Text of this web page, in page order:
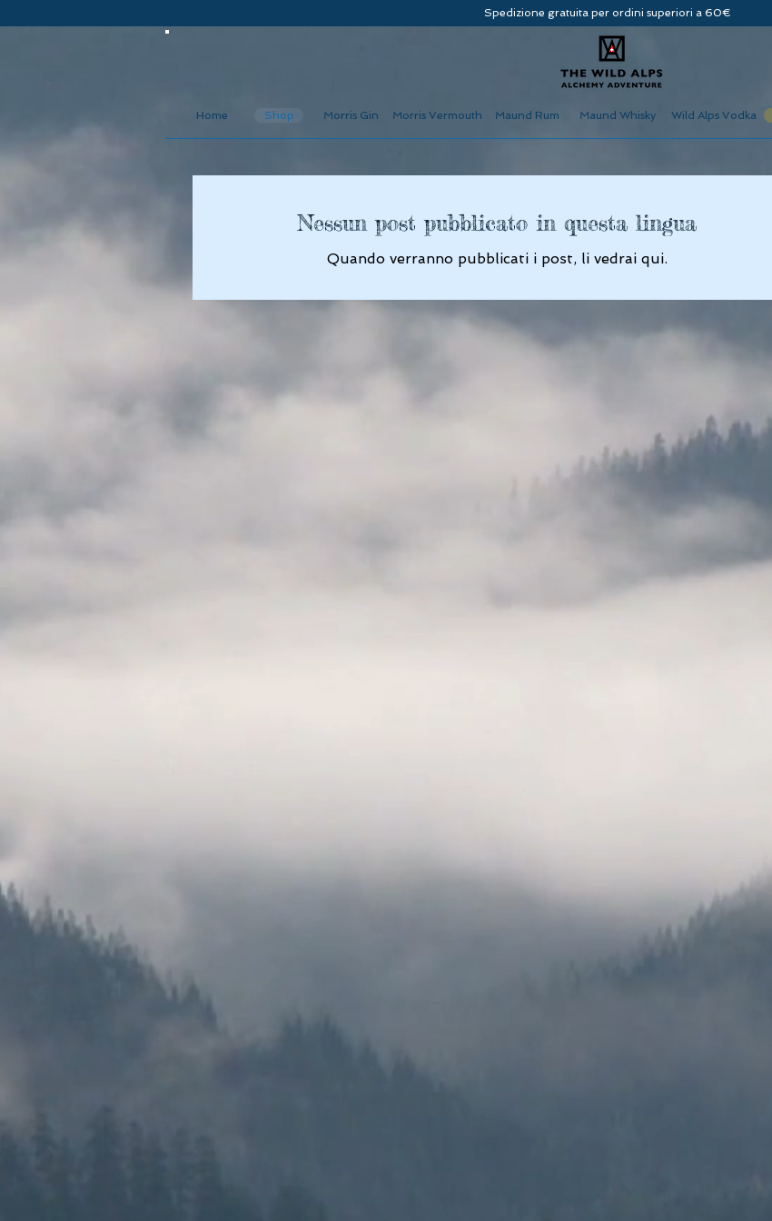
Spedizione gratuita per ordini superiori a 60€
Home Shop Morris Gin Maund Rum Maund Whisky Wild Alps Vodka
Morris Vermouth
Nessun post pubblicato in questa lingua
Quando verranno pubblicati i post, li vedrai qui.